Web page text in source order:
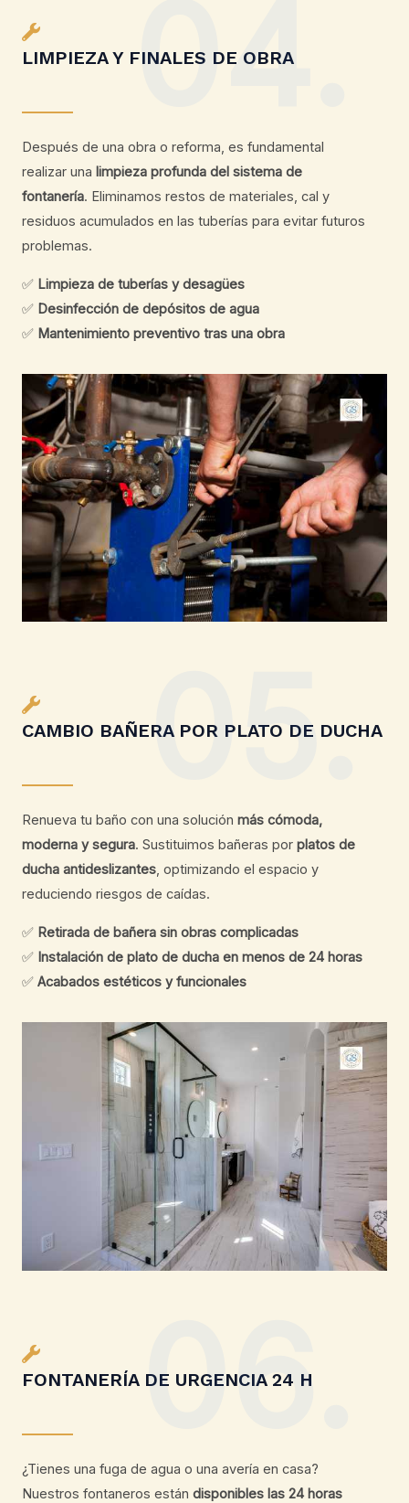
LIMPIEZA Y FINALES DE OBRA
04.
Después de una obra o reforma, es fundamental
realizar una limpieza profunda del sistema de
fontanería. Eliminamos restos de materiales, cal y
residuos acumulados en las tuberías para evitar futuros
problemas.
✅ Limpieza de tuberías y desagües
✅ Desinfección de depósitos de agua
✅ Mantenimiento preventivo tras una obra
CAMBIO BAÑERA POR PLATO DE DUCHA
05.
Renueva tu baño con una solución más cómoda,
moderna y segura. Sustituimos bañeras por platos de
ducha antideslizantes, optimizando el espacio y
reduciendo riesgos de caídas.
✅ Retirada de bañera sin obras complicadas
✅ Instalación de plato de ducha en menos de 24 horas
✅ Acabados estéticos y funcionales
FONTANERÍA DE URGENCIA 24 H
06.
¿Tienes una fuga de agua o una avería en casa?
Nuestros fontaneros están disponibles las 24 horas